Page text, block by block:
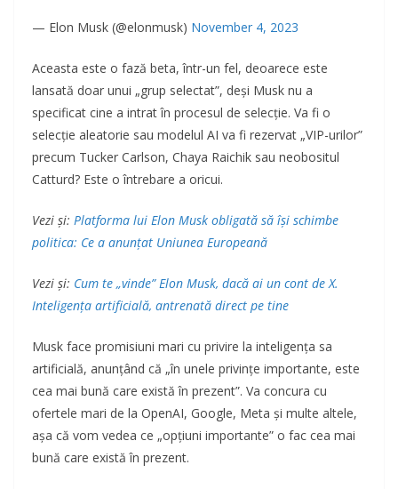
— Elon Musk (@elonmusk) November 4, 2023
Aceasta este o fază beta, într-un fel, deoarece este
lansată doar unui „grup selectat”, deși Musk nu a
specificat cine a intrat în procesul de selecție. Va fi o
selecție aleatorie sau modelul AI va fi rezervat „VIP-urilor”
precum Tucker Carlson, Chaya Raichik sau neobositul
Catturd? Este o întrebare a oricui.
Vezi și: Platforma lui Elon Musk obligată să își schimbe
politica: Ce a anunțat Uniunea Europeană
Vezi și: Cum te „vinde” Elon Musk, dacă ai un cont de X.
Inteligența artificială, antrenată direct pe tine
Musk face promisiuni mari cu privire la inteligența sa
artificială, anunțând că „în unele privințe importante, este
cea mai bună care există în prezent”. Va concura cu
ofertele mari de la OpenAI, Google, Meta și multe altele,
așa că vom vedea ce „opțiuni importante” o fac cea mai
bună care există în prezent.